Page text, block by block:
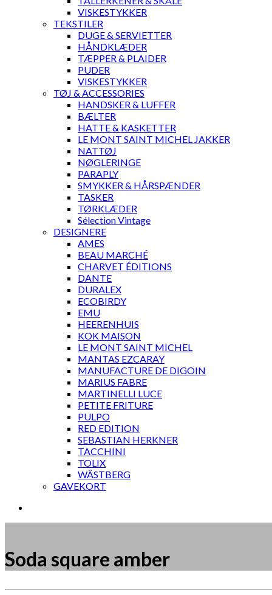
VISKESTYKKER
TEKSTILER
DUGE & SERVIETTER
HÅNDKLÆDER
TÆPPER & PLAIDER
PUDER
VISKESTYKKER
TØJ & ACCESSORIES
HANDSKER & LUFFER
BÆLTER
HATTE & KASKETTER
LE MONT SAINT MICHEL JAKKER
NATTØJ
NØGLERINGE
PARAPLY
SMYKKER & HÅRSPÆNDER
TASKER
TØRKLÆDER
Sélection Vintage
DESIGNERE
AMES
BEAU MARCHÉ
CHARVET ÉDITIONS
DANTE
DURALEX
ECOBIRDY
EMU
HEERENHUIS
KOK MAISON
LE MONT SAINT MICHEL
MANTAS EZCARAY
MANUFACTURE DE DIGOIN
MARIUS FABRE
MARTINELLI LUCE
PETITE FRITURE
PULPO
RED EDITION
SEBASTIAN HERKNER
TACCHINI
TOLIX
WÄSTBERG
GAVEKORT
Soda square amber